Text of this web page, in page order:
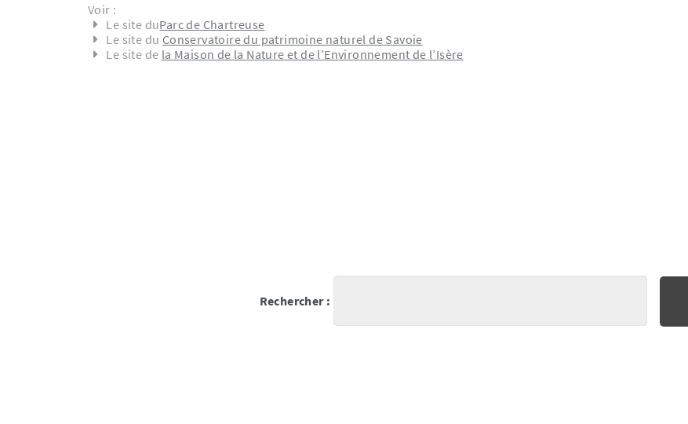
Voir :
Le site duParc de Chartreuse
Le site du Conservatoire du patrimoine naturel de Savoie
Le site de la Maison de la Nature et de l’Environnement de l’Isère
Rechercher :